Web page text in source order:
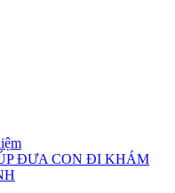
ĐƯA CON ĐI KHÁM